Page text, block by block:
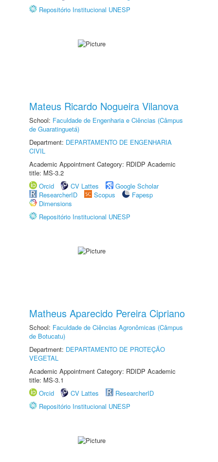
Repositório Institucional UNESP
Mateus Ricardo Nogueira Vilanova
School: Faculdade de Engenharia e Ciências (Câmpus
de Guaratinguetá)
Department: DEPARTAMENTO DE ENGENHARIA
CIVIL
Academic Appointment Category: RDIDP Academic
title: MS-3.2
Orcid
CV Lattes
Google Scholar
ResearcherID
Scopus
Fapesp
Dimensions
Repositório Institucional UNESP
Matheus Aparecido Pereira Cipriano
School: Faculdade de Ciências Agronômicas (Câmpus
de Botucatu)
Department: DEPARTAMENTO DE PROTEÇÃO
VEGETAL
Academic Appointment Category: RDIDP Academic
title: MS-3.1
Orcid
CV Lattes
ResearcherID
Repositório Institucional UNESP